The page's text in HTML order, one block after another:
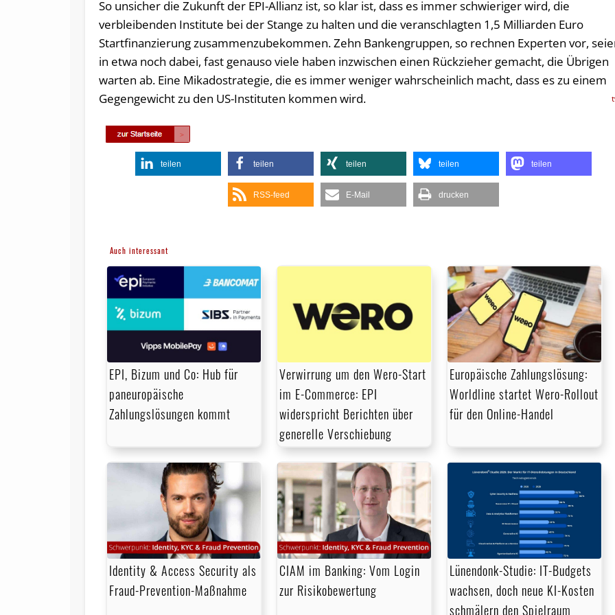
So unsicher die Zukunft der EPI-Allianz ist, so klar ist, dass es immer schwieriger wird, die
verbleibenden Institute bei der Stange zu halten und die veranschlagten 1,5 Milliarden Euro
Startfinanzierung zusammenzubekommen. Zehn Bankengruppen, so rechnen Experten vor,
in etwa noch dabei, fast genauso viele haben inzwischen einen Rückzieher gemacht, die Übrigen
warten ab. Eine Mikadostrategie, die es immer weniger wahrscheinlich macht, dass es zu einem
Gegengewicht zu den US-Instituten kommen wird.
teilen teilen teilen teilen teilen
RSS-feed E-Mail drucken
Auch interessant
EPI, Bizum und Co: Hub für
paneuropäische
Zahlungslösungen kommt
Verwirrung um den Wero-Start
im E-Commerce: EPI
widerspricht Berichten über
generelle Verschiebung
Europäische Zahlungslösung:
Worldline startet Wero-Rollout
für den Online-Handel
Identity & Access Security als
Fraud-Prevention-Maßnahme
CIAM im Banking: Vom Login
zur Risikobewertung
Lünendonk-Studie: IT-Budgets
wachsen, doch neue KI-Kosten
schmälern den Spielraum